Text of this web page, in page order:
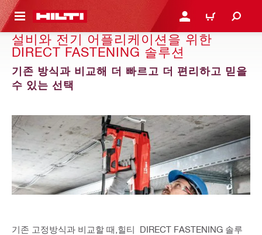
으로 건너뛰기 로그인 또는 회원가입
장바구니
설비와 전기 어플리케이션을 위한
DIRECT FASTENING 솔루션
기존 방식과 비교해 더 빠르고 더 편리하고 믿을
수 있는 선택
기존 고정방식과 비교할 때,힐티 DIRECT FASTENING 솔루